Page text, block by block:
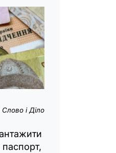
і Діло
паспорт,